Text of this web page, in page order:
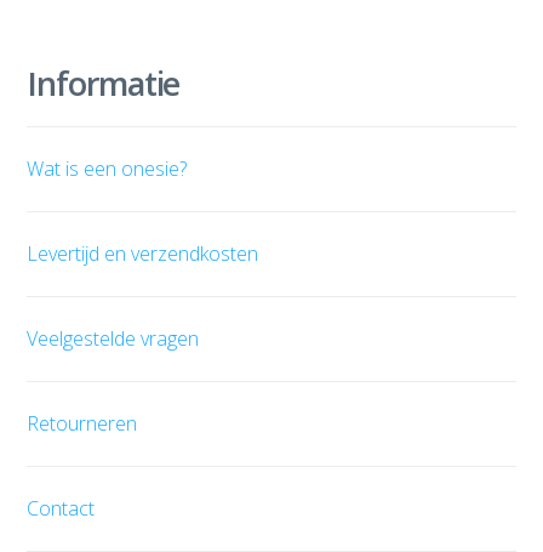
Informatie
Wat is een onesie?
Levertijd en verzendkosten
Veelgestelde vragen
Retourneren
Contact